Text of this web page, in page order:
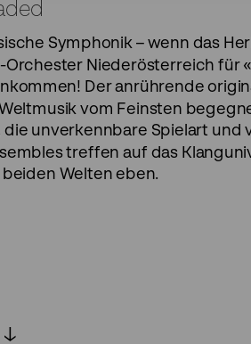
Symphonik – wenn das
Orchester Niederösterreich für
Der anrührende
vom Feinsten
die unverkennbare Spielart und
treffen auf das
beiden Welten eben.